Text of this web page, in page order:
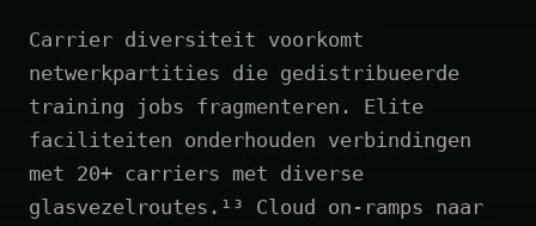
Carrier diversiteit voorkomt
netwerkpartities die gedistribueerde
training jobs fragmenteren. Elite
faciliteiten onderhouden verbindingen
met 20+ carriers met diverse
glasvezelroutes.¹³ Cloud on-ramps naar